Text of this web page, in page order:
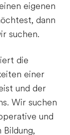
eigenen
dann
suchen.
die
einer
und der
Wir suchen
und